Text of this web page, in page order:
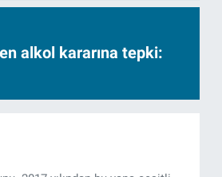
alkol kararına tepki: